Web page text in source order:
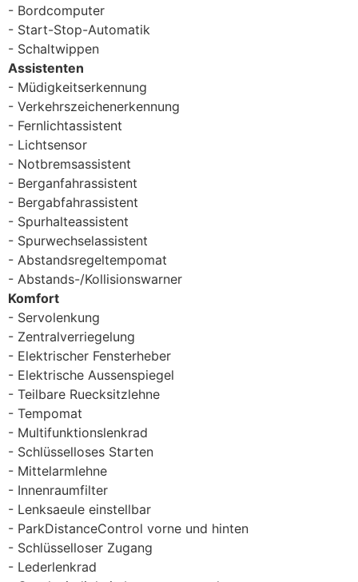
Bordcomputer
Start-Stop-Automatik
Schaltwippen
Assistenten
Müdigkeitserkennung
Verkehrszeichenerkennung
Fernlichtassistent
Lichtsensor
Notbremsassistent
Berganfahrassistent
Bergabfahrassistent
Spurhalteassistent
Spurwechselassistent
Abstandsregeltempomat
Abstands-/Kollisionswarner
Komfort
Servolenkung
Zentralverriegelung
Elektrischer Fensterheber
Elektrische Aussenspiegel
Teilbare Ruecksitzlehne
Tempomat
Multifunktionslenkrad
Schlüsselloses Starten
Mittelarmlehne
Innenraumfilter
Lenksaeule einstellbar
ParkDistanceControl vorne und hinten
Schlüsselloser Zugang
Lederlenkrad